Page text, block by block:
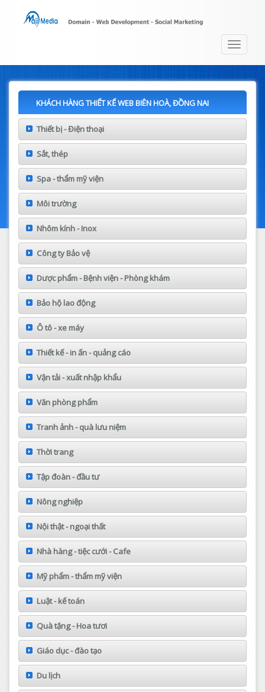
Toggle
KHÁCH HÀNG THIẾT KẾ WEB BIÊN HOÀ, ĐỒNG NAI
Thiết bị - Điện thoại
Sắt, thép
Spa - thẩm mỹ viện
Môi trường
Nhôm kính - Inox
Công ty Bảo vệ
Dược phẩm - Bệnh viện - Phòng khám
Bảo hộ lao động
Ô tô - xe máy
Thiết kế - in ấn - quảng cáo
Vận tải - xuất nhập khẩu
Văn phòng phẩm
Tranh ảnh - quà lưu niệm
Thời trang
Tập đoàn - đầu tư
Nông nghiệp
Nội thật - ngoại thất
Nhà hàng - tiệc cưới - Cafe
Mỹ phẩm - thẩm mỹ viện
Luật - kế toán
Quà tặng - Hoa tươi
Giáo dục - đào tạo
Du lịch